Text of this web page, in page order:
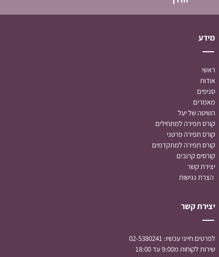
מידע
ראשי
אודות
סניפים
מאמרים
השיטה של יעל
קורס תפירה למתחילים
קורס תפירה פרטני
קורס תפירה למתקדמים
קורסים קרובים
יצירת קשר
הצרת נגישות
יצירת קשר
לפרטים חייגי עכשיו: 02-5380241
שירות לקוחות מ9:00 עד 18:00